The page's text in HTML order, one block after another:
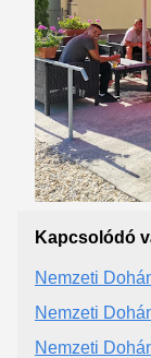
Kapcsolódó
Nemzeti
Nemzeti
Nemzeti